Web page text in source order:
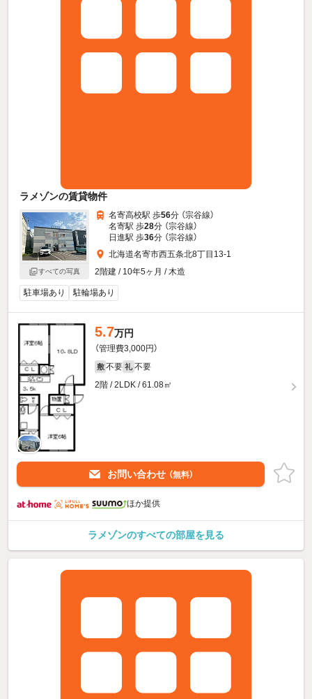
ラメゾンの賃貸物件
すべての写真
名寄高校駅 歩56分 （宗谷線）
名寄駅 歩28分 （宗谷線）
日進駅 歩36分 （宗谷線）
北海道名寄市西五条北8丁目13-1
2階建 / 10年5ヶ月 / 木造
駐車場あり 駐輪場あり
5.7万円
（管理費3,000円）
敷 不要 礼 不要
2階 / 2LDK / 61.08㎡
お問い合わせ （無料）
ほか提供
ラメゾンのすべての部屋を見る